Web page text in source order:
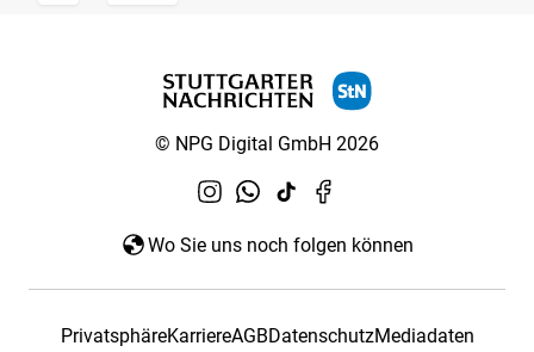
© NPG Digital GmbH 2026
Wo Sie uns noch folgen können
PrivatsphäreKarriereAGBDatenschutzMediadaten